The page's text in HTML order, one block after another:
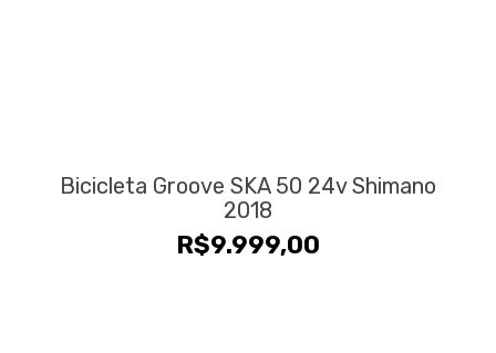
Bicicleta Groove SKA 50 24v Shimano
2018
R$9.999,00